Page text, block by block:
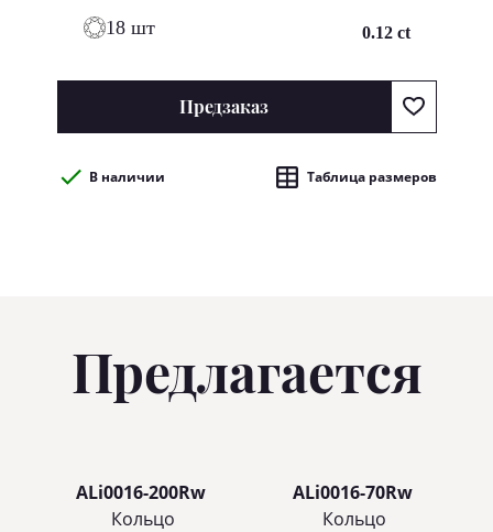
18 шт 0.12 ct
Предзаказ
В наличии Таблица размеров
Предлагается
ALi0016-200Rw
Кольцo
ALi0016-70Rw
Кольцo